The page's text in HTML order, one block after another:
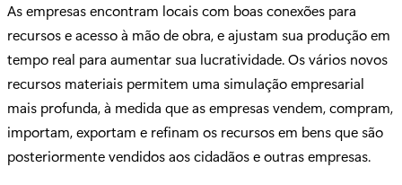
As empresas encontram locais com boas conexões para
recursos e acesso à mão de obra, e ajustam sua produção em
tempo real para aumentar sua lucratividade. Os vários novos
recursos materiais permitem uma simulação empresarial
mais profunda, à medida que as empresas vendem, compram,
importam, exportam e refinam os recursos em bens que são
posteriormente vendidos aos cidadãos e outras empresas.